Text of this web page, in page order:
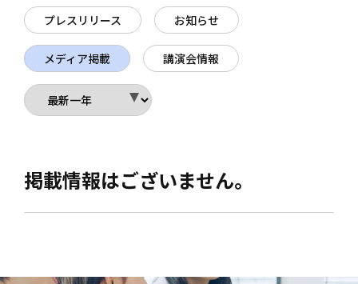
プレスリリース お知らせ
メディア掲載 講演会情報
掲載情報はございません。